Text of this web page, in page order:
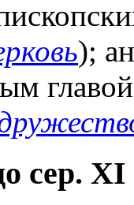
);
сер. XI